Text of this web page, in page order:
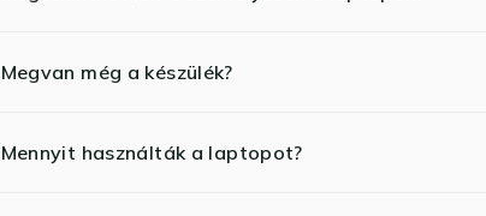
Megvan még a készülék?
Mennyit használták a laptopot?